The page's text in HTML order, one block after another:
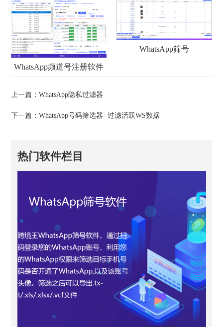
WhatsApp频道号注册软件
WhatsApp筛号
上一篇：WhatsApp隐私过滤器
下一篇：WhatsApp号码筛选器- 过滤活跃WS数据
热门软件栏目